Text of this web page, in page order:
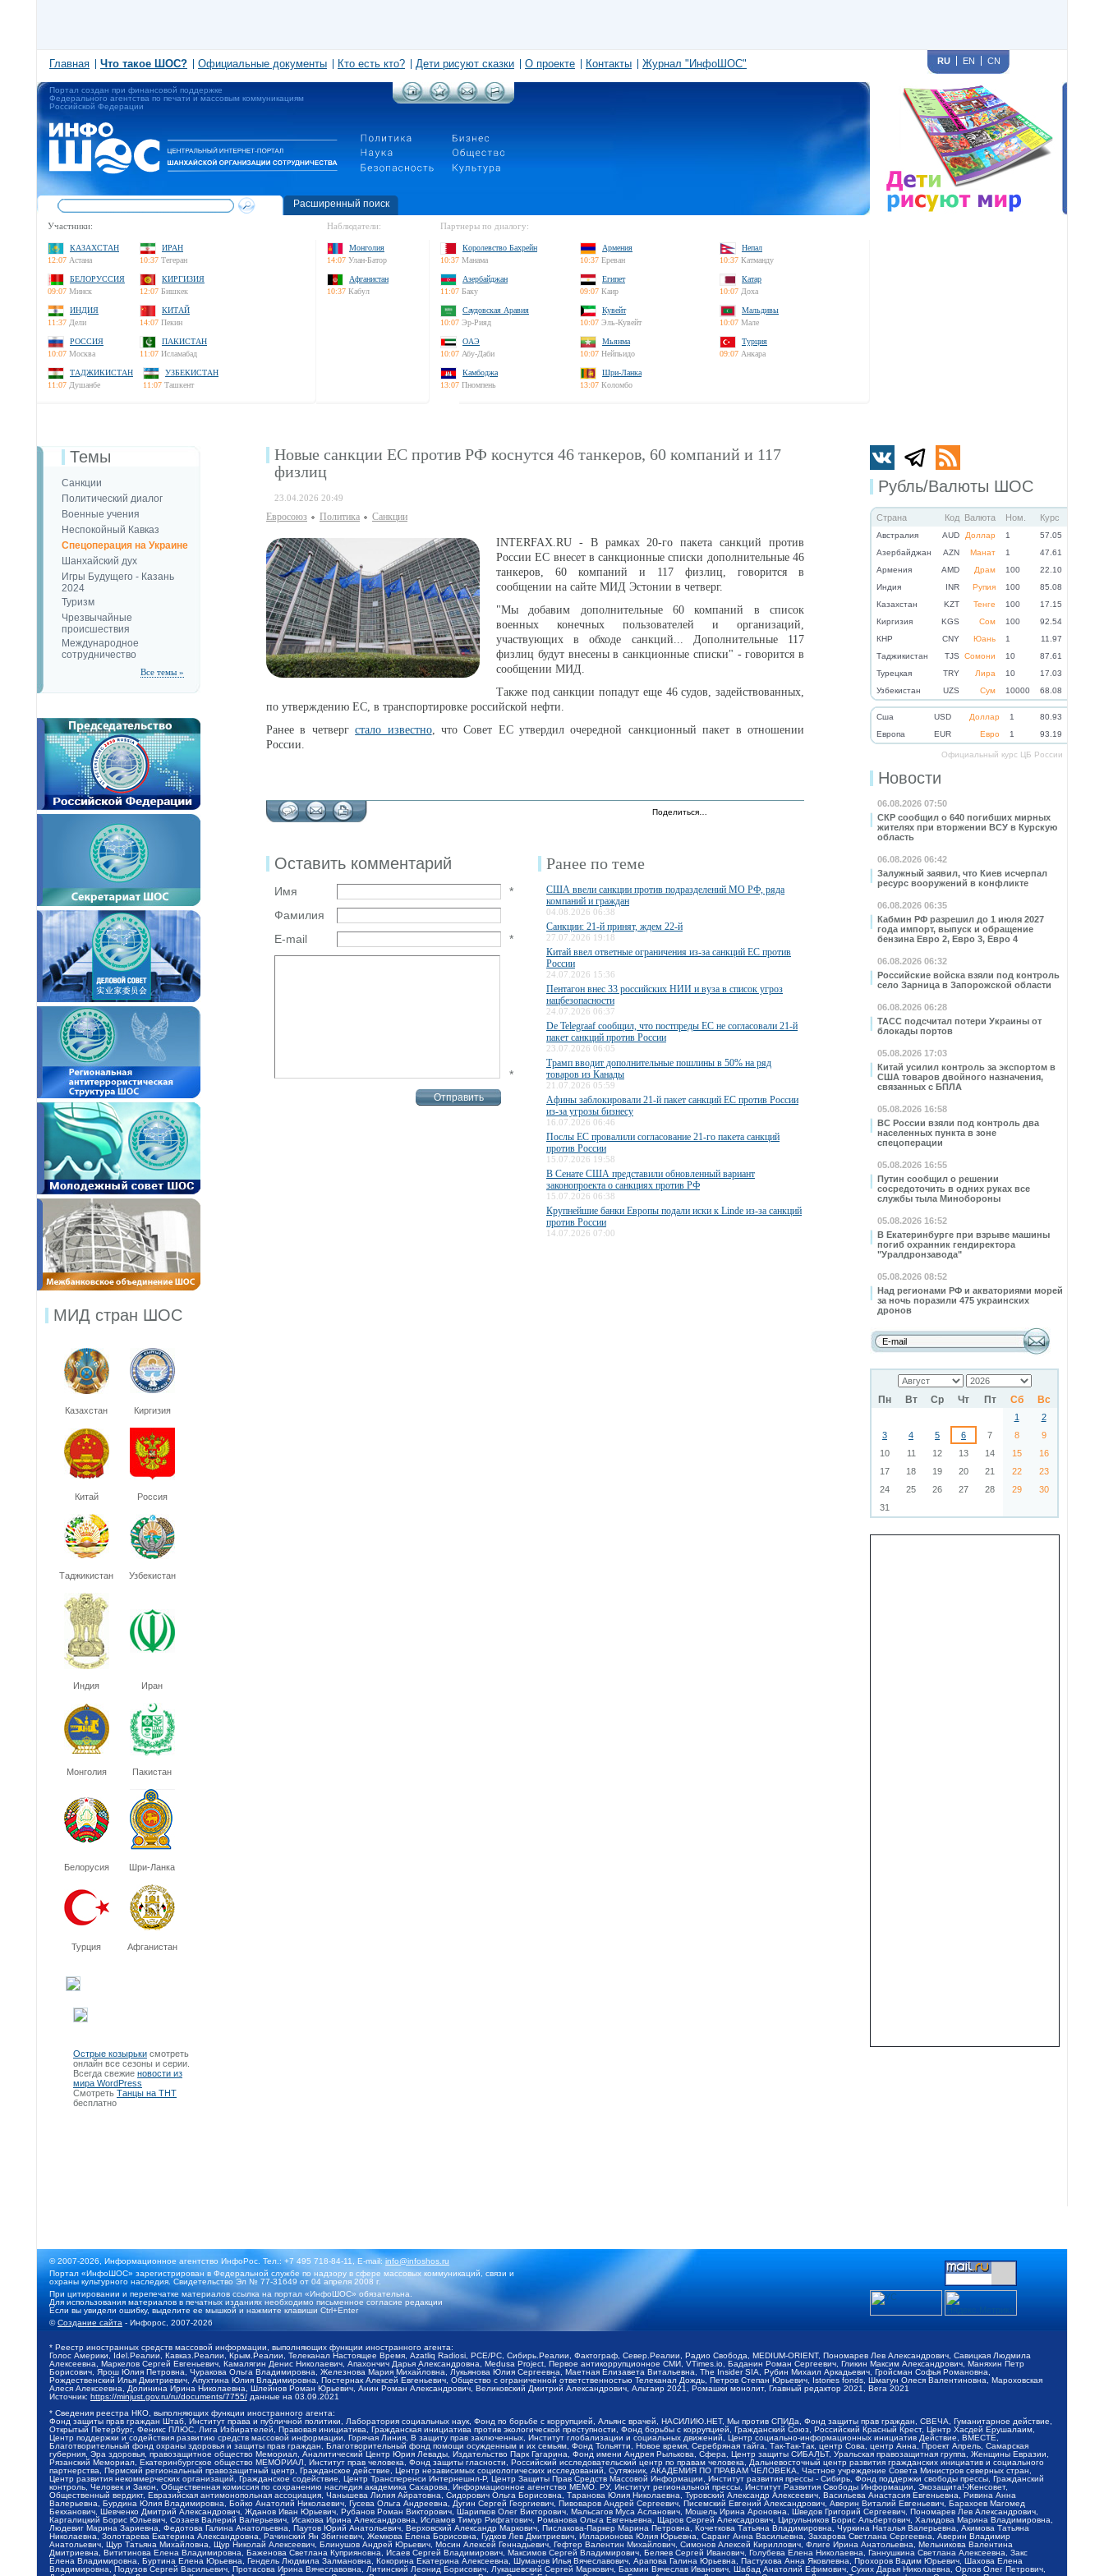
Главная Что такое ШОС? Официальные документы Кто есть кто? Дети рисуют сказки О проекте Контакты Журнал "ИнфоШОС" RU EN CN
Портал создан при финансовой поддержке
Федерального агентства по печати и массовым коммуникациям
Российской Федерации
Расширенный поиск
Участники:
КАЗАХСТАН
12:07 Астана
ИРАН
10:37 Тегеран
БЕЛОРУССИЯ
09:07 Минск
КИРГИЗИЯ
12:07 Бишкек
ИНДИЯ
11:37 Дели
КИТАЙ
14:07 Пекин
РОССИЯ
10:07 Москва
ПАКИСТАН
11:07 Исламабад
ТАДЖИКИСТАН
11:07 Душанбе
УЗБЕКИСТАН
11:07 Ташкент
Наблюдатели:
Монголия
14:07 Улан-Батор
Афганистан
10:37 Кабул
Партнеры по диалогу:
Королевство Бахрейн
10:37 Манама
Армения
10:37 Ереван
Непал
10:37 Катманду
Азербайджан
11:07 Баку
Египет
09:07 Каир
Катар
10:07 Доха
Саудовская Аравия
10:07 Эр-Рияд
Кувейт
10:07 Эль-Кувейт
Мальдивы
10:07 Мале
ОАЭ
10:07 Абу-Даби
Мьянма
10:07 Нейпьидо
Турция
09:07 Анкара
Камбоджа
13:07 Пномпень
Шри-Ланка
13:07 Коломбо
Рубль/Валюты ШОС
Страна Код Валюта Ном. Курс
Австралия AUD Доллар 1
57.05
Азербайджан
AZN Манат 1
47.61
Армения
AMD Драм 100
22.10
Индия
INR Рупия 100
85.08
Казахстан
KZT Тенге 100
17.15
Киргизия
KGS Сом 100
92.54
КНР
CNY Юань 1
11.97
Таджикистан
TJS Сомони 10
87.61
Турецкая
TRY Лира 10
17.03
Узбекистан
UZS Сум 10000 68.08
Cша USD Доллар 1
80.93
Eвропа
EUR Евро 1 93.19
Официальный курс ЦБ России
Новости
06.08.2026 07:50
СКР сообщил о 640 погибших мирных
жителях при вторжении ВСУ в Курскую
область
06.08.2026 06:42
Залужный заявил, что Киев исчерпал
ресурс вооружений в конфликте
06.08.2026 06:35
Кабмин РФ разрешил до 1 июля 2027
года импорт, выпуск и обращение
бензина Евро 2, Евро 3, Евро 4
06.08.2026 06:32
Российские войска взяли под контроль
село Зарница в Запорожской области
06.08.2026 06:28
ТАСС подсчитал потери Украины от
блокады портов
05.08.2026 17:03
Китай усилил контроль за экспортом в
США товаров двойного назначения,
связанных с БПЛА
05.08.2026 16:58
ВС России взяли под контроль два
населенных пункта в зоне
спецоперации
05.08.2026 16:55
Путин сообщил о решении
сосредоточить в одних руках все
службы тыла Минобороны
05.08.2026 16:52
В Екатеринбурге при взрыве машины
погиб охранник гендиректора
"Уралдронзавода"
05.08.2026 08:52
Над регионами РФ и акваториями морей
за ночь поразили 475 украинских
дронов
Пн Вт Ср Чт Пт Сб Вс
1
2
3
4 5 6 7 8
9
10
11 12 13 14 15
16
17
18 19 20 21 22
23
24
25 26 27 28 29
30
31
Темы
Санкции
Политический диалог
Военные учения
Неспокойный Кавказ
Спецоперация на Украине
Шанхайский дух
Игры Будущего - Казань
2024
Туризм
Чрезвычайные
происшествия
Международное
сотрудничество
Все темы »
МИД стран ШОС
Казахстан Киргизия
Китай Россия
Таджикистан Узбекистан
Индия Иран
Монголия Пакистан
Белорусия Шри-Ланка
Турция Афганистан
Острые козырьки смотреть
онлайн все сезоны и серии.
Всегда свежие новости из
мира WordPress
Смотреть Танцы на ТНТ
бесплатно
Новые санкции ЕС против РФ коснутся 46 танкеров, 60 компаний и 117
физлиц
23.04.2026 20:49
Евросоюз Политика Санкции
INTERFAX.RU - В рамках 20-го пакета санкций против
России ЕС внесет в санкционные списки дополнительные 46
танкеров, 60 компаний и 117 физлиц, говорится в
сообщении на сайте МИД Эстонии в четверг.
"Мы добавим дополнительные 60 компаний в список
военных конечных пользователей и организаций,
участвующих в обходе санкций... Дополнительные 117
физлиц будут внесены в санкционные списки" - говорится в
сообщении МИД.
Также под санкции попадут еще 46 судов, задействованных,
по утверждению ЕС, в транспортировке российской нефти.
Ранее в четвергстало известно, что Совет ЕС утвердил очередной санкционный пакет в отношении
России.
Поделиться…
Оставить комментарий
Имя
*
Фамилия
E-mail
*
*
Ранее по теме
США ввели санкции против подразделений МО РФ, ряда
компаний и граждан
04.08.2026 06:38
Санкции: 21-й принят, ждем 22-й
27.07.2026 19:18
Китай ввел ответные ограничения из-за санкций ЕС против
России
24.07.2026 15:36
Пентагон внес 33 российских НИИ и вуза в список угроз
нацбезопасности
24.07.2026 06:37
De Telegraaf сообщил, что постпреды ЕС не согласовали 21-й
пакет санкций против России
23.07.2026 06:05
Трамп вводит дополнительные пошлины в 50% на ряд
товаров из Канады
21.07.2026 05:59
Афины заблокировали 21-й пакет санкций ЕС против России
из-за угрозы бизнесу
16.07.2026 06:46
Послы ЕС провалили согласование 21-го пакета санкций
против России
15.07.2026 19:58
В Сенате США представили обновленный вариант
законопроекта о санкциях против РФ
15.07.2026 06:38
Крупнейшие банки Европы подали иски к Linde из-за санкций
против России
14.07.2026 07:00
© 2007-2026, Информационное агентство ИнфоРос. Тел.: +7 495 718-84-11, E-mail:info@infoshos.ru
Портал «ИнфоШОС» зарегистрирован в Федеральной службе по надзору в сфере массовых коммуникаций, связи и
охраны культурного наследия. Свидетельство Эл № 77-31649 от 04 апреля 2008 г.
При цитировании и перепечатке материалов ссылка на портал «ИнфоШОС» обязательна.
Для использования материалов в печатных изданиях необходимо письменное согласие редакции
Если вы увидели ошибку, выделите ее мышкой и нажмите клавиши Ctrl+Enter
©Создание сайта - Инфорос, 2007-2026
* Реестр иностранных средств массовой информации, выполняющих функции иностранного агента:
Голос Америки, Idel.Реалии, Кавказ.Реалии, Крым.Реалии, Телеканал Настоящее Время, Azatliq Radiosi, PCE/PC, Сибирь.Реалии, Фактограф, Север.Реалии, Радио Свобода, MEDIUM-ORIENT, Пономарев Лев Александрович, Савицкая Людмила
Алексеевна, Маркелов Сергей Евгеньевич, Камалягин Денис Николаевич, Апахончич Дарья Александровна, Medusa Project, Первое антикоррупционное СМИ, VTimes.io, Баданин Роман Сергеевич, Гликин Максим Александрович, Маняхин Петр
Борисович, Ярош Юлия Петровна, Чуракова Ольга Владимировна, Железнова Мария Михайловна, Лукьянова Юлия Сергеевна, Маетная Елизавета Витальевна, The Insider SIA, Рубин Михаил Аркадьевич, Гройсман Софья Романовна,
Рождественский Илья Дмитриевич, Апухтина Юлия Владимировна, Постернак Алексей Евгеньевич, Общество с ограниченной ответственностью Телеканал Дождь, Петров Степан Юрьевич, Istories fonds, Шмагун Олеся Валентиновна, Мароховская
Алеся Алексеевна, Долинина Ирина Николаевна, Шлейнов Роман Юрьевич, Анин Роман Александрович, Великовский Дмитрий Александрович, Альтаир 2021, Ромашки монолит, Главный редактор 2021, Вега 2021
Источник: https://minjust.gov.ru/ru/documents/7755/ данные на 03.09.2021
* Сведения реестра НКО, выполняющих функции иностранного агента:
Фонд защиты прав граждан Штаб, Институт права и публичной политики, Лаборатория социальных наук, Фонд по борьбе с коррупцией, Альянс врачей, НАСИЛИЮ.НЕТ, Мы против СПИДа, Фонд защиты прав граждан, СВЕЧА, Гуманитарное действие,
Открытый Петербург, Феникс ПЛЮС, Лига Избирателей, Правовая инициатива, Гражданская инициатива против экологической преступности, Фонд борьбы с коррупцией, Гражданский Союз, Российский Красный Крест, Центр Хасдей Ерушалаим,
Центр поддержки и содействия развитию средств массовой информации, Горячая Линия, В защиту прав заключенных, Институт глобализации и социальных движений, Центр социально-информационных инициатив Действие, ВМЕСТЕ,
Благотворительный фонд охраны здоровья и защиты прав граждан, Благотворительный фонд помощи осужденным и их семьям, Фонд Тольятти, Новое время, Серебряная тайга, Так-Так-Так, центр Сова, центр Анна, Проект Апрель, Самарская
губерния, Эра здоровья, правозащитное общество Мемориал, Аналитический Центр Юрия Левады, Издательство Парк Гагарина, Фонд имени Андрея Рылькова, Сфера, Центр защиты СИБАЛЬТ, Уральская правозащитная группа, Женщины Евразии,
Рязанский Мемориал, Екатеринбургское общество МЕМОРИАЛ, Институт прав человека, Фонд защиты гласности, Российский исследовательский центр по правам человека, Дальневосточный центр развития гражданских инициатив и социального
партнерства, Пермский региональный правозащитный центр, Гражданское действие, Центр независимых социологических исследований, Сутяжник, АКАДЕМИЯ ПО ПРАВАМ ЧЕЛОВЕКА, Частное учреждение Совета Министров северных стран,
Центр развития некоммерческих организаций, Гражданское содействие, Центр Трансперенси Интернешнл-Р, Центр Защиты Прав Средств Массовой Информации, Институт развития прессы - Сибирь, Фонд поддержки свободы прессы, Гражданский
контроль, Человек и Закон, Общественная комиссия по сохранению наследия академика Сахарова, Информационное агентство МЕМО. РУ, Институт региональной прессы, Институт Развития Свободы Информации, Экозащита!-Женсовет,
Общественный вердикт, Евразийская антимонопольная ассоциация, Чанышева Лилия Айратовна, Сидорович Ольга Борисовна, Таранова Юлия Николаевна, Туровский Александр Алексеевич, Васильева Анастасия Евгеньевна, Ривина Анна
Валерьевна, Бурдина Юлия Владимировна, Бойко Анатолий Николаевич, Гусева Ольга Андреевна, Дугин Сергей Георгиевич, Пивоваров Андрей Сергеевич, Писемский Евгений Александрович, Аверин Виталий Евгеньевич, Барахоев Магомед
Бекханович, Шевченко Дмитрий Александрович, Жданов Иван Юрьевич, Рубанов Роман Викторович, Шарипков Олег Викторович, Мальсагов Муса Асланович, Мошель Ирина Ароновна, Шведов Григорий Сергеевич, Пономарев Лев Александрович,
Каргалицкий Борис Юльевич, Созаев Валерий Валерьевич, Исакова Ирина Александровна, Исламов Тимур Рифгатович, Романова Ольга Евгеньевна, Щаров Сергей Алексадрович, Цирульников Борис Альбертович, Халидова Марина Владимировна,
Людевиг Марина Зариевна, Федотова Галина Анатольевна, Паутов Юрий Анатольевич, Верховский Александр Маркович, Пислакова-Паркер Марина Петровна, Кочеткова Татьяна Владимировна, Чуркина Наталья Валерьевна, Акимова Татьяна
Николаевна, Золотарева Екатерина Александровна, Рачинский Ян Збигневич, Жемкова Елена Борисовна, Гудков Лев Дмитриевич, Илларионова Юлия Юрьевна, Саранг Анна Васильевна, Захарова Светлана Сергеевна, Аверин Владимир
Анатольевич, Щур Татьяна Михайловна, Щур Николай Алексеевич, Блинушов Андрей Юрьевич, Мосин Алексей Геннадьевич, Гефтер Валентин Михайлович, Симонов Алексей Кириллович, Флиге Ирина Анатольевна, Мельникова Валентина
Дмитриевна, Вититинова Елена Владимировна, Баженова Светлана Куприяновна, Исаев Сергей Владимирович, Максимов Сергей Владимирович, Беляев Сергей Иванович, Голубева Елена Николаевна, Ганнушкина Светлана Алексеевна, Закс
Елена Владимировна, Буртина Елена Юрьевна, Гендель Людмила Залмановна, Кокорина Екатерина Алексеевна, Шуманов Илья Вячеславович, Арапова Галина Юрьевна, Пастухова Анна Яковлевна, Прохоров Вадим Юрьевич, Шахова Елена
Владимировна, Подузов Сергей Васильевич, Протасова Ирина Вячеславовна, Литинский Леонид Борисович, Лукашевский Сергей Маркович, Бахмин Вячеслав Иванович, Шабад Анатолий Ефимович, Сухих Дарья Николаевна, Орлов Олег Петрович,